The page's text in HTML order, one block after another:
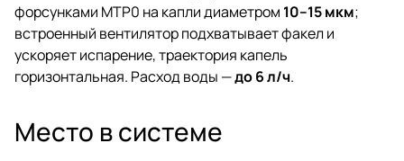
форсунками MTP0 на капли диаметром 10–15 мкм;
встроенный вентилятор подхватывает факел и
ускоряет испарение, траектория капель
горизонтальная. Расход воды —до 6 л/ч.
Место в системе